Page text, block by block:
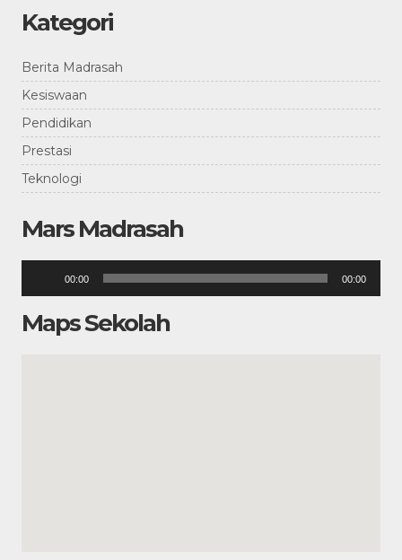
Kategori
Berita Madrasah
Kesiswaan
Pendidikan
Prestasi
Teknologi
Mars Madrasah
00:00 00:00
Maps Sekolah